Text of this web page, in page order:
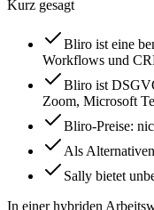
Kurz gesagt
Bliro ist eine
Workflows und
Bliro ist
Zoom, Microsoft
Bliro-Preise:
Als
Sally bietet
In einer hybriden